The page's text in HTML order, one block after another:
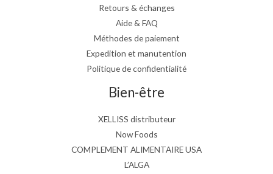
Retours & échanges
Aide & FAQ
Méthodes de paiement
Expedition et manutention
Politique de confidentialité
Bien-être
XELLISS distributeur
Now Foods
COMPLEMENT ALIMENTAIRE USA
L’ALGA